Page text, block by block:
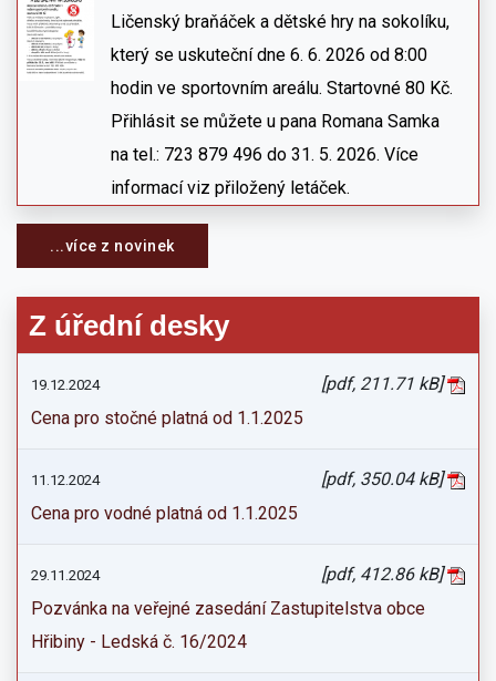
Ličenský braňáček a dětské hry na sokolíku,
který se uskuteční dne 6. 6. 2026 od 8:00
hodin ve sportovním areálu. Startovné 80 Kč.
Přihlásit se můžete u pana Romana Samka
na tel.: 723 879 496 do 31. 5. 2026. Více
informací viz přiložený letáček.
...více z novinek
Z úřední desky
19.12.2024
[pdf, 211.71 kB]
Cena pro stočné platná od 1.1.2025
11.12.2024
[pdf, 350.04 kB]
Cena pro vodné platná od 1.1.2025
29.11.2024
[pdf, 412.86 kB]
Pozvánka na veřejné zasedání Zastupitelstva obce
Hřibiny - Ledská č. 16/2024